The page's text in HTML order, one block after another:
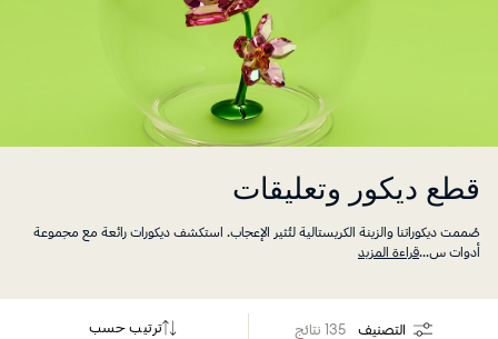
قطع ديكور وتعليقات
صُممت ديكوراتنا والزينة الكريستالية لتُثير الإعجاب. استكشف ديكورات رائعة مع مجموعة
أدوات س...قراءة المزيد
التصنيف 135 نتائج ترتيب حسب